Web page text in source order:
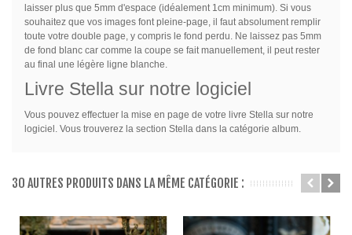
laisser plus que 5mm d'espace (idéalement 1cm minimum). Si vous
souhaitez que vos images font pleine-page, il faut absolument remplir
toute votre double page, y compris le fond perdu. Ne laissez pas 5mm
de fond blanc car comme la coupe se fait manuellement, il peut rester
au final une légère ligne blanche.
Livre Stella sur notre logiciel
Vous pouvez effectuer la mise en page de votre livre Stella sur notre
logiciel. Vous trouverez la section Stella dans la catégorie album.
30 AUTRES PRODUITS DANS LA MÊME CATÉGORIE :